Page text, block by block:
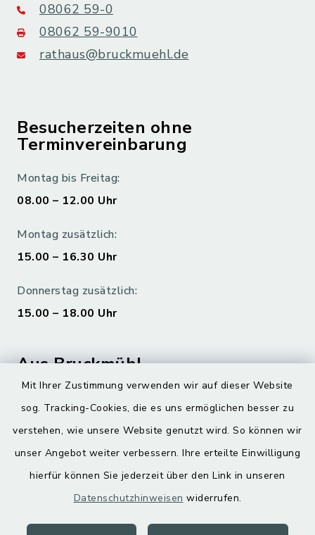
Mit Ihrer Zustimmung verwenden wir auf dieser Website
sog. Tracking-Cookies, die es uns ermöglichen besser zu
verstehen, wie unsere Website genutzt wird. So können wir
unser Angebot weiter verbessern. Ihre erteilte Einwilligung
hierfür können Sie jederzeit über den Link in unseren
Datenschutzhinweisen widerrufen.
08062 59-0
08062 59-9010
rathaus@bruckmuehl.de
Besucherzeiten ohne
Terminvereinbarung
Montag bis Freitag:
08.00 – 12.00 Uhr
Montag zusätzlich:
15.00 – 16.30 Uhr
Donnerstag zusätzlich:
15.00 – 18.00 Uhr
Aus Bruckmühl
Digitaler Ortsplan